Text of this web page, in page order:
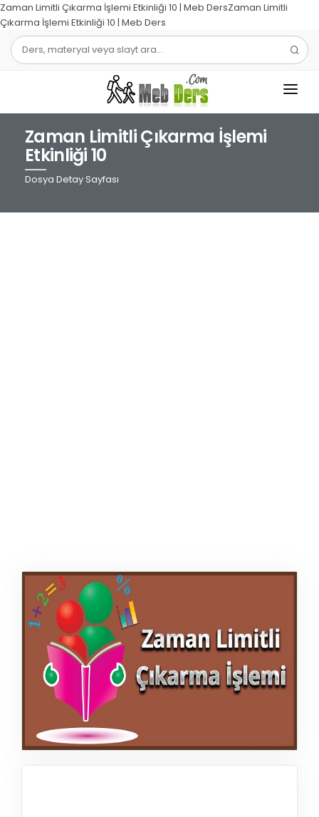
Zaman Limitli Çıkarma İşlemi Etkinliği 10 | Meb DersZaman Limitli
Çıkarma İşlemi Etkinliği 10 | Meb Ders
1.SINIF
2.SINIF
Zaman Limitli Çıkarma İşlemi
Etkinliği 10
Dosya Detay Sayfası